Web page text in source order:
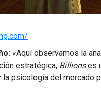
«Aquí observamos la
estratégica, Billionses
psicología del mercado